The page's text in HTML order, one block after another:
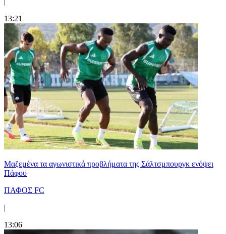
13:21
Μαζεμένα τα αγωνιστικά προβλήματα της Σάλτσμπουργκ ενόψει
Πάφου
ΠΑΦΟΣ FC
|
13:06